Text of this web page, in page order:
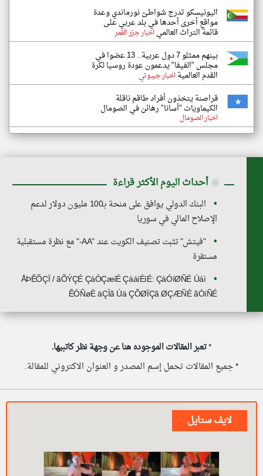
اليونيسكو تدرج شواطئ نورماندي وعدة
مواقع أخرى أحدها في بلد عربي على
قائمة التراث العالمياخبار جزر القمر
بينهم ممثلو 7 دول عربية.. 13 عضوا في
مجلس "الفيفا" يدعمون عودة روسيا لكرة
القدم العالميةاخبار جيبوتي
قراصنة يتخذون أفراد طاقم ناقلة
الكيماويات "أسانا" رهائن في الصومال
اخبار الصومال
◉ أحداث اليوم الأكثر قراءة
البنك الدولي يوافق على منحة بـ100 مليون دولار لدعم
الإصلاح المالي في سوريا
"فيتش" تثبت تصنيف الكويت عند "AA-" مع نظرة مستقبلية
مستقرة
ÅÞÊÕÇÏ / ãÕÝÇÉ ÇáÒÇæíÉ ÇááíÈíÉ: ÇáÓíØÑÉ Úáì
ÊÓÑøÈ äÇÌã Úä ÇÕØÏÇã ØÇÆÑÉ ãÓíÑÉ
*تعبر المقالات الموجوده هنا عن وجهة نظر كاتبيها.
* جميع المقالات تحمل إسم المصدر و العنوان الاكتروني للمقالة.
لايف ستايل